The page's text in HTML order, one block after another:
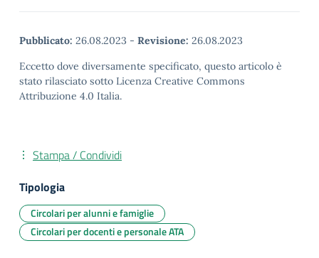
Pubblicato: 26.08.2023 - Revisione: 26.08.2023
Eccetto dove diversamente specificato, questo articolo è
stato rilasciato sotto Licenza Creative Commons
Attribuzione 4.0 Italia.
Stampa / Condividi
Tipologia
Circolari per alunni e famiglie
Circolari per docenti e personale ATA